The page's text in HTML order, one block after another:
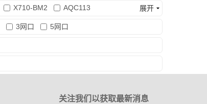
X710-BM2
AQC113
展开
3网口 5网口
关注我们以获取最新消息